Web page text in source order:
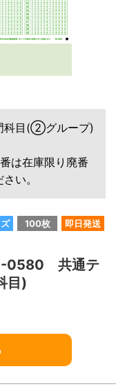
科目(②グループ)
は在庫限り廃番
い。
100枚 即日発送
0580 共通テ
目)